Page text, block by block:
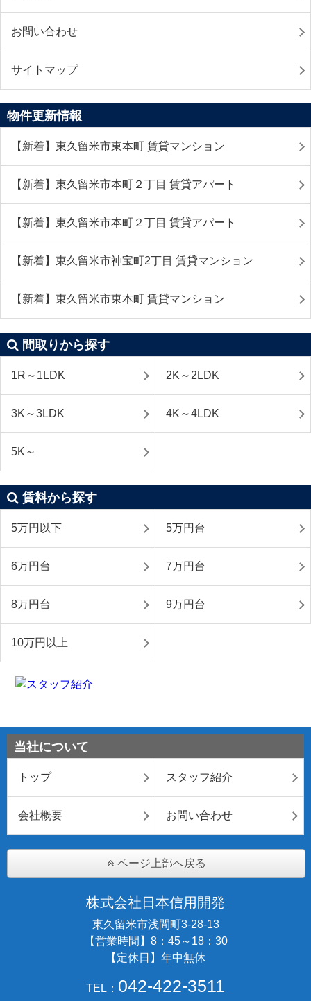
お問い合わせ
サイトマップ
物件更新情報
【新着】東久留米市東本町 賃貸マンション
【新着】東久留米市本町２丁目 賃貸アパート
【新着】東久留米市本町２丁目 賃貸アパート
【新着】東久留米市神宝町2丁目 賃貸マンション
【新着】東久留米市東本町 賃貸マンション
間取りから探す
1R～1LDK 2K～2LDK
3K～3LDK 4K～4LDK
5K～
賃料から探す
5万円以下 5万円台
6万円台 7万円台
8万円台 9万円台
10万円以上
当社について
トップ スタッフ紹介
会社概要 お問い合わせ
ページ上部へ戻る
株式会社日本信用開発
東久留米市浅間町3-28-13
【営業時間】8：45～18：30
【定休日】年中無休
TEL： 042-422-3511